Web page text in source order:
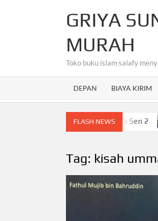
GRIYA
MURAH
Toko buku islam salafy
DEPAN BIAYA KIRIM
FLASH NEWS
Arab Untuk Anak-Anak Seri 2
Tag: kisah